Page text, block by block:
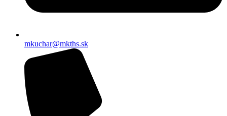
mkuchar@mkths.sk